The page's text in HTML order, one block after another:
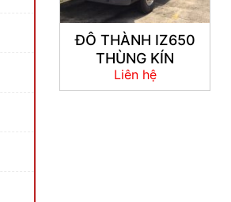
ĐÔ THÀNH IZ650
THÙNG KÍN
Liên hệ